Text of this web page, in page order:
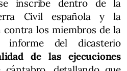
inscribe dentro de la
Civil española y la
contra los miembros de la
informe del dicasterio
de las ejecuciones